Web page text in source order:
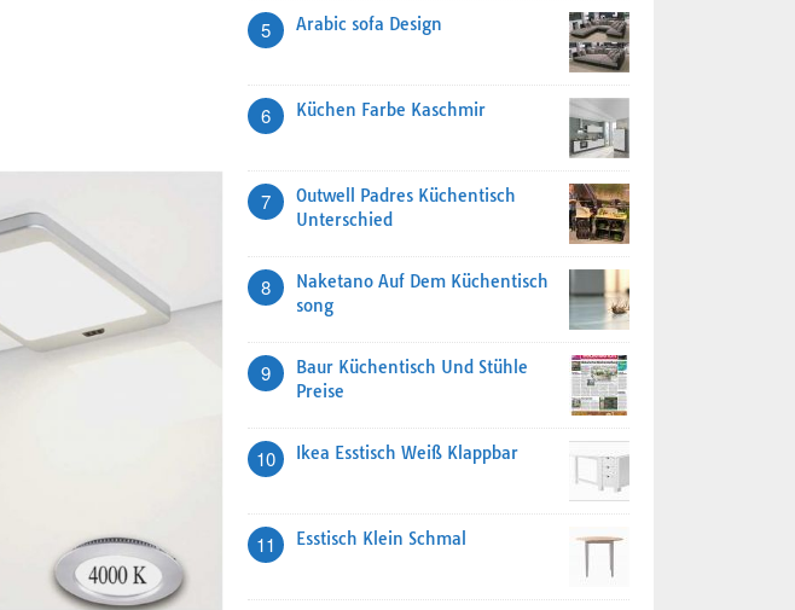
5 Arabic sofa Design
6 Küchen Farbe Kaschmir
7
Outwell Padres Küchentisch
Unterschied
8
Naketano Auf Dem Küchentisch
song
9
Baur Küchentisch Und Stühle
Preise
10 Ikea Esstisch Weiß Klappbar
11 Esstisch Klein Schmal